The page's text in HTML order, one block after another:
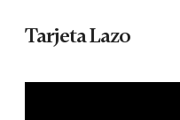
Tarjeta Lazo